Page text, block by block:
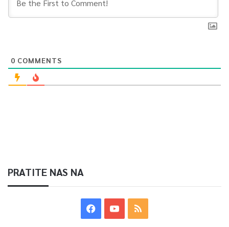
0 COMMENTS
PRATITE NAS NA